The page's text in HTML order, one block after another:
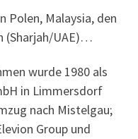
Polen, Malaysia, den
(Sharjah/UAE)…
wurde 1980 als
in Limmersdorf
nach Mistelgau;
Group und